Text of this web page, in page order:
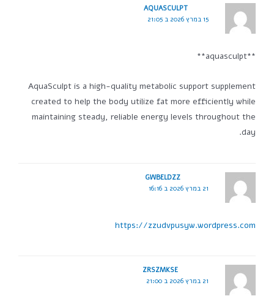
AQUASCULPT
15 במרץ 2026 ב 21:05
**aquasculpt**
AquaSculpt is a high-quality metabolic support supplement
created to help the body utilize fat more efficiently while
maintaining steady, reliable energy levels throughout the
day.
GWBELDZZ
21 במרץ 2026 ב 16:16
https://zzudvpusyw.wordpress.com
ZRSZMKSE
21 במרץ 2026 ב 21:00